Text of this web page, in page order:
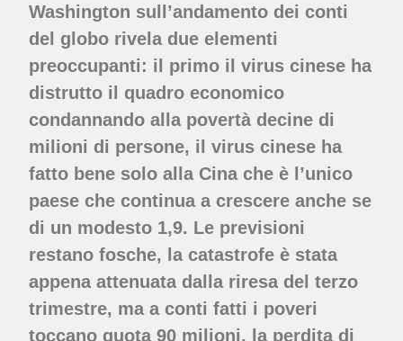
Washington sull’andamento dei conti
del globo rivela due elementi
preoccupanti: il primo il virus cinese ha
distrutto il quadro economico
condannando alla povertà decine di
milioni di persone, il virus cinese ha
fatto bene solo alla Cina che è l’unico
paese che continua a crescere anche se
di un modesto 1,9. Le previsioni
restano fosche, la catastrofe è stata
appena attenuata dalla riresa del terzo
trimestre, ma a conti fatti i poveri
toccano quota 90 milioni, la perdita di